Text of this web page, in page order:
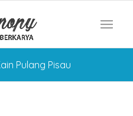
Pulang Pisau